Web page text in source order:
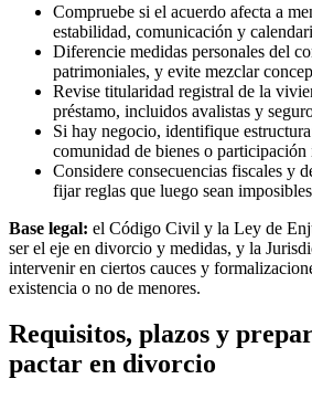
Compruebe si el acuerdo afecta a
estabilidad, comunicación y
Diferencie medidas personales del
patrimoniales, y evite mezclar
Revise titularidad registral de la
préstamo, incluidos avalistas y
Si hay negocio, identifique
comunidad de bienes o participación
Considere consecuencias fiscales y
fijar reglas que luego sean
Base legal: el Código Civil y la Ley de
ser el eje en divorcio y medidas, y la
intervenir en ciertos cauces y
existencia o no de menores.
Requisitos, plazos y
pactar en divorcio